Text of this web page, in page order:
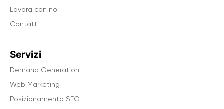
Lavora con noi
Contatti
Servizi
Demand Generation
Web Marketing
Posizionamento SEO